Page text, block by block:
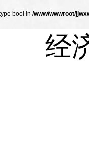
bool in /www/wwwroot/
经